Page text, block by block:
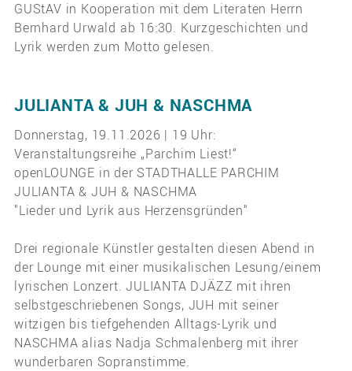
GUStAV in Kooperation mit dem Literaten Herrn
Bernhard Urwald ab 16:30. Kurzgeschichten und
Lyrik werden zum Motto gelesen.
JULIANTA & JUH & NASCHMA
Donnerstag, 19.11.2026 | 19 Uhr:
Veranstaltungsreihe „Parchim Liest!“
openLOUNGE in der STADTHALLE PARCHIM
JULIANTA & JUH & NASCHMA
"Lieder und Lyrik aus Herzensgründen"
Drei regionale Künstler gestalten diesen Abend in
der Lounge mit einer musikalischen Lesung/einem
lyrischen Lonzert. JULIANTA DJÄZZ mit ihren
selbstgeschriebenen Songs, JUH mit seiner
witzigen bis tiefgehenden Alltags-Lyrik und
NASCHMA alias Nadja Schmalenberg mit ihrer
wunderbaren Sopranstimme.